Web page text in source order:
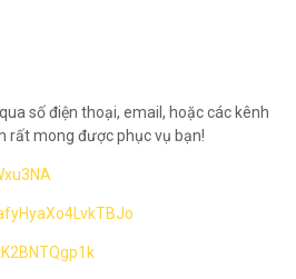
số điện thoại, email, hoặc các kênh
rất mong được phục vụ bạn!